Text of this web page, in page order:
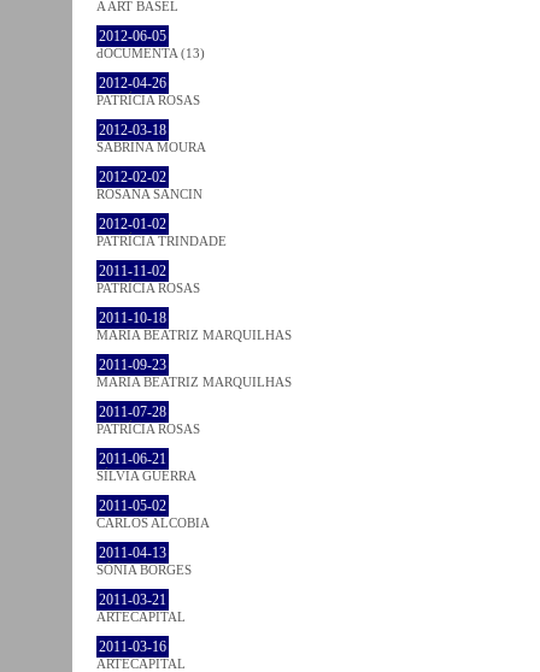
A ART BASEL
2012-06-05
dOCUMENTA (13)
2012-04-26
PATRÍCIA ROSAS
2012-03-18
SABRINA MOURA
2012-02-02
ROSANA SANCIN
2012-01-02
PATRÍCIA TRINDADE
2011-11-02
PATRÍCIA ROSAS
2011-10-18
MARIA BEATRIZ MARQUILHAS
2011-09-23
MARIA BEATRIZ MARQUILHAS
2011-07-28
PATRÍCIA ROSAS
2011-06-21
SÍLVIA GUERRA
2011-05-02
CARLOS ALCOBIA
2011-04-13
SÓNIA BORGES
2011-03-21
ARTECAPITAL
2011-03-16
ARTECAPITAL